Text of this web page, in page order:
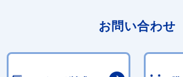
お問い合わせ